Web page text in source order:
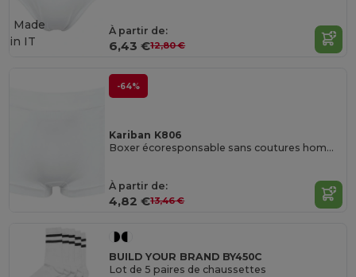
À partir de:
6,43 €12,80 €
Made
in IT
-64%
Kariban K806
Boxer écoresponsable sans coutures homme
À partir de:
4,82 €13,46 €
BUILD YOUR BRAND BY450C
Lot de 5 paires de chaussettes